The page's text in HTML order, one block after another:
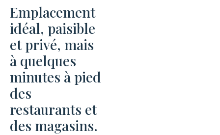
Emplacement
idéal, paisible
et privé, mais
à quelques
minutes à pied
des
restaurants et
des magasins.